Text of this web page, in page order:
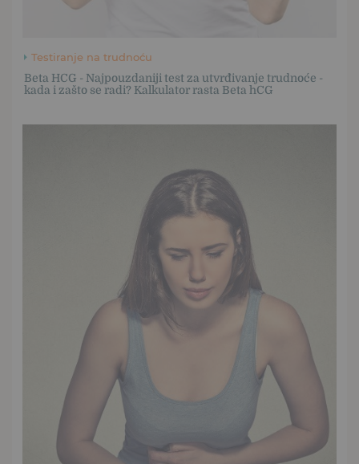
Testiranje na trudnoću
Beta HCG - Najpouzdaniji test za utvrđivanje trudnoće -
kada i zašto se radi? Kalkulator rasta Beta hCG